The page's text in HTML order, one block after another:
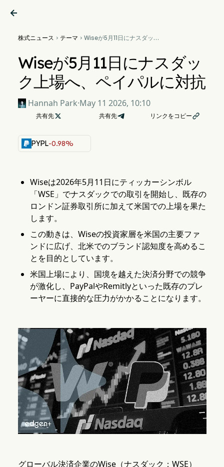

株式ニュース  テーマ  Wiseが5月11日にナスダック
Wiseが5月11日にナスダッ
ク上場へ、ペイパルに対抗
Hannah Park·May 11 2026, 10:10
共有先 共有先 リンクをコピー
PYPL-0.98%
Wiseは2026年5月11日にティッカーシンボル
「WSE」でナスダックでの取引を開始し、既存の
ロンドン証券取引所に加えて米国での上場を果た
します。
この動きは、Wiseの投資家層を米国の主要ファ
ンドに広げ、北米でのブランド認知度を高めるこ
とを目的としています。
米国上場により、国境を越えた決済分野での競争
が激化し、PayPalやRemitlyといった既存のプレ
ーヤーに直接的な圧力がかかることになります。
グローバル決済企業のWise（ナスダック：WSE）